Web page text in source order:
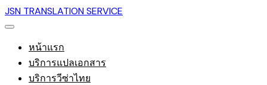
JSN TRANSLATION SERVICE
หน้าแรก
บริการแปลเอกสาร
บริการวีซ่าไทย